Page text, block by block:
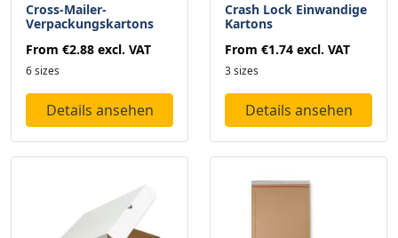
Cross-Mailer-
Verpackungskartons
From €2.88 excl. VAT
6 sizes
Details ansehen
Crash Lock Einwandige
Kartons
From €1.74 excl. VAT
3 sizes
Details ansehen